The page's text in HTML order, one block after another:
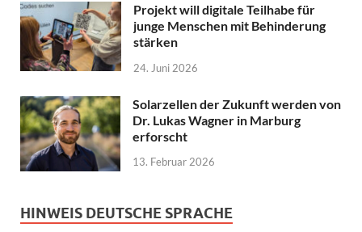
Projekt will digitale Teilhabe für
junge Menschen mit Behinderung
stärken
24. Juni 2026
Solarzellen der Zukunft werden von
Dr. Lukas Wagner in Marburg
erforscht
13. Februar 2026
HINWEIS DEUTSCHE SPRACHE